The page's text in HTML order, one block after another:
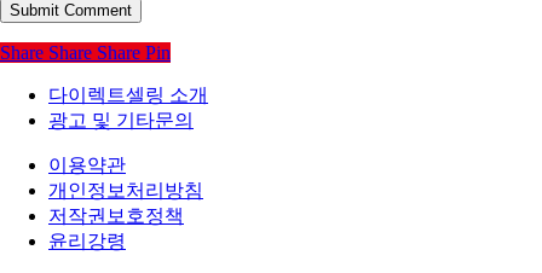
Share Share Share Pin
다이렉트셀링 소개
광고 및 기타문의
이용약관
개인정보처리방침
저작권보호정책
윤리강령